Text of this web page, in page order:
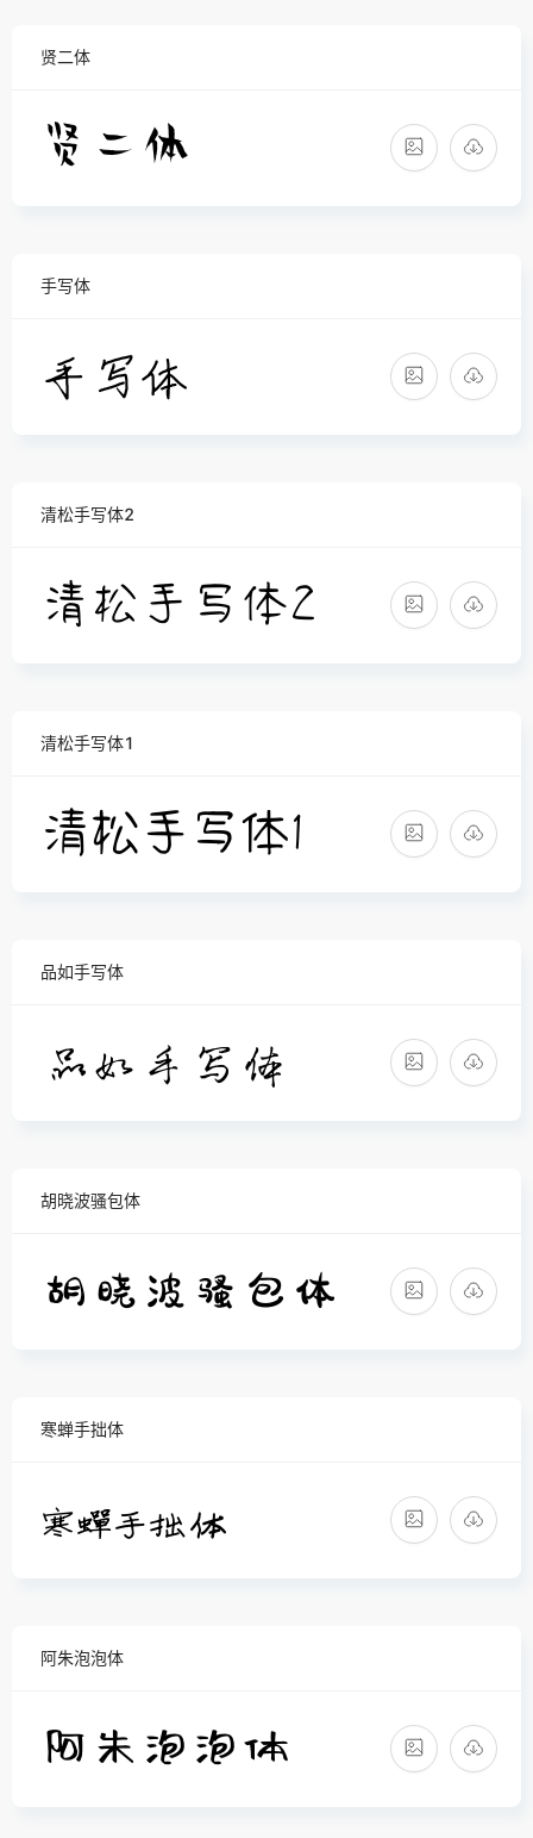
贤二体
手写体
清松手写体2
清松手写体1
品如手写体
胡晓波骚包体
寒蝉手拙体
阿朱泡泡体